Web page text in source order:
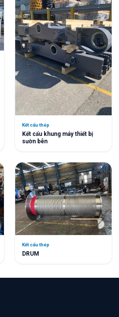
Kết cấu thép
Kết cấu khung máy thiết bị
sườn bên
Kết cấu thép
DRUM